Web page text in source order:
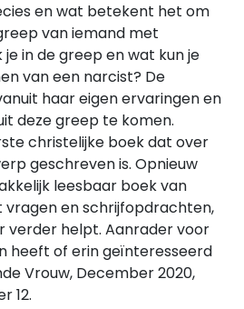
en wat betekent het om
van iemand met
in de greep en wat kun je
van een narcist? De
haar eigen ervaringen en
deze greep te komen.
christelijke boek dat over
geschreven is. Opnieuw
leesbaar boek van
en schrijfopdrachten,
verder helpt. Aanrader voor
heeft of erin geïnteresseerd
Vrouw, December 2020,
12.